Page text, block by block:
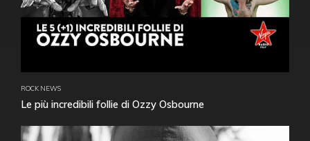
ROCK NEWS
Le più incredibili follie di Ozzy Osbourne